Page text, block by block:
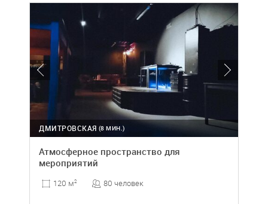
(8 МИН.)
ДМИТРОВСКАЯ
Атмосферное пространство для
мероприятий
120 м2 80 человек